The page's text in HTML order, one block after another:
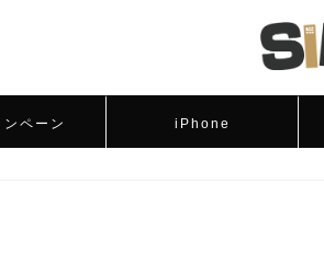
ンペーン iPhone